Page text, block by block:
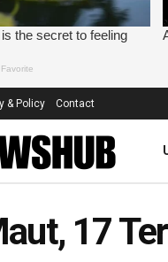
& Policy Contact
17